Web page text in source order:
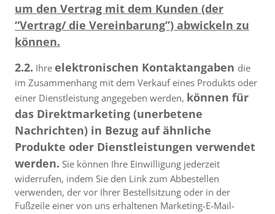
um den Vertrag mit dem Kunden (der
“Vertrag/ die Vereinbarung”) abwickeln zu
können.
2.2. Ihre elektronischen Kontaktangaben die
im Zusammenhang mit dem Verkauf eines Produkts oder
einer Dienstleistung angegeben werden, können für
das Direktmarketing (unerbetene
Nachrichten) in Bezug auf ähnliche
Produkte oder Dienstleistungen verwendet
werden. Sie können Ihre Einwilligung jederzeit
widerrufen, indem Sie den Link zum Abbestellen
verwenden, der vor Ihrer Bestellsitzung oder in der
Fußzeile einer von uns erhaltenen Marketing-E-Mail-